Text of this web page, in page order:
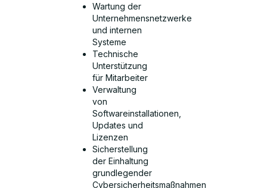
Wartung der
Unternehmensnetzwerke
und internen
Systeme
Technische
Unterstützung
für Mitarbeiter
Verwaltung
von
Softwareinstallationen,
Updates und
Lizenzen
Sicherstellung
der Einhaltung
grundlegender
Cybersicherheitsmaßnahmen